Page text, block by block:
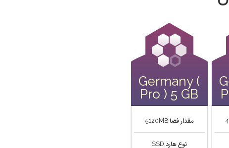
Germany (
Pro ) 5 GB
مقدار فضا 5120MB
نوع هارد